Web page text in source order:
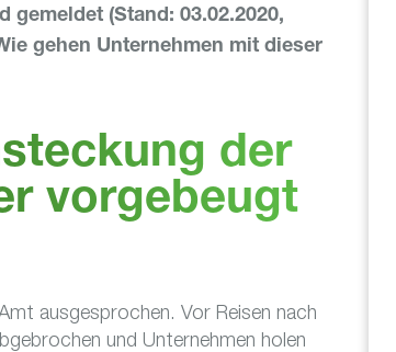
(Stand: 03.02.2020,
gehen Unternehmen mit dieser
der
vorgebeugt
ausgesprochen. Vor Reisen nach
und Unternehmen holen